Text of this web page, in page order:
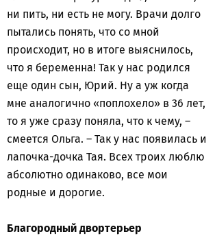
ни пить, ни есть не могу. Врачи долго
пытались понять, что со мной
происходит, но в итоге выяснилось,
что я беременна! Так у нас родился
еще один сын, Юрий. Ну а уж когда
мне аналогично «поплохело» в 36 лет,
то я уже сразу поняла, что к чему, –
смеется Ольга. – Так у нас появилась и
лапочка-дочка Тая. Всех троих люблю
абсолютно одинаково, все мои
родные и дорогие.
Благородный двортерьер